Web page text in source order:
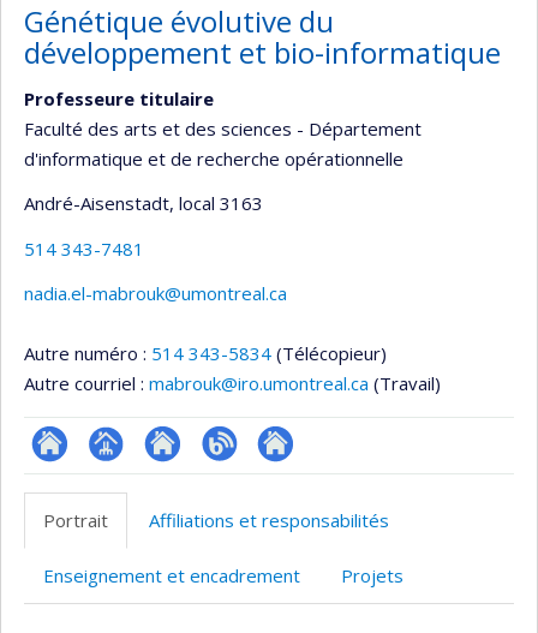
Génétique évolutive du
développement et bio-informatique
Professeure titulaire
Faculté des arts et des sciences - Département
d'informatique et de recherche opérationnelle
André-Aisenstadt, local 3163
514 343-7481
nadia.el-mabrouk@umontreal.ca
Autre numéro : 514 343-5834 (Télécopieur)
Autre courriel : mabrouk@iro.umontreal.ca (Travail)
ResearchGate
Page
professionnelle
(faculté,département,école)
Site
web
l’unité
de
BlogueAutre
web
Portrait Affiliations et responsabilités
Enseignement et encadrement Projets